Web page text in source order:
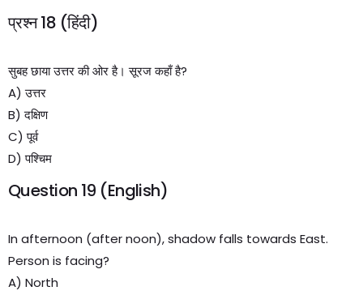
प्रश्न 18 (हिंदी)
सुबह छाया उत्तर की ओर है। सूरज कहाँ है?
A) उत्तर
B) दक्षिण
C) पूर्व
D) पश्चिम
Question 19 (English)
In afternoon (after noon), shadow falls towards East.
Person is facing?
A) North